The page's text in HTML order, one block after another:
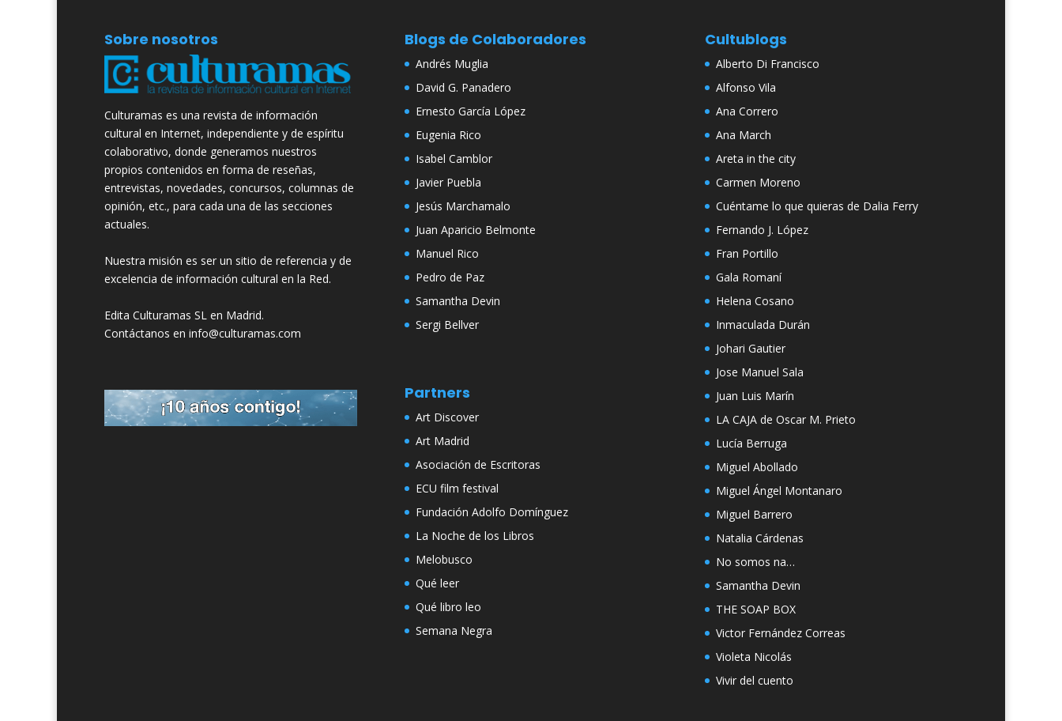
Sobre nosotros
Culturamas es una revista de información
cultural en Internet, independiente y de espíritu
colaborativo, donde generamos nuestros
propios contenidos en forma de reseñas,
entrevistas, novedades, concursos, columnas de
opinión, etc., para cada una de las secciones
actuales.
Nuestra misión es ser un sitio de referencia y de
excelencia de información cultural en la Red.
Edita Culturamas SL en Madrid.
Contáctanos en info@culturamas.com
Blogs de Colaboradores
Andrés Muglia
David G. Panadero
Ernesto García López
Eugenia Rico
Isabel Camblor
Javier Puebla
Jesús Marchamalo
Juan Aparicio Belmonte
Manuel Rico
Pedro de Paz
Samantha Devin
Sergi Bellver
Partners
Art Discover
Art Madrid
Asociación de Escritoras
ECU film festival
Fundación Adolfo Domínguez
La Noche de los Libros
Melobusco
Qué leer
Qué libro leo
Semana Negra
Cultublogs
Alberto Di Francisco
Alfonso Vila
Ana Correro
Ana March
Areta in the city
Carmen Moreno
Cuéntame lo que quieras de Dalia Ferry
Fernando J. López
Fran Portillo
Gala Romaní
Helena Cosano
Inmaculada Durán
Johari Gautier
Jose Manuel Sala
Juan Luis Marín
LA CAJA de Oscar M. Prieto
Lucía Berruga
Miguel Abollado
Miguel Ángel Montanaro
Miguel Barrero
Natalia Cárdenas
No somos na…
Samantha Devin
THE SOAP BOX
Victor Fernández Correas
Violeta Nicolás
Vivir del cuento